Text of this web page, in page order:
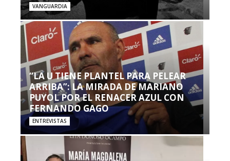
VANGUARDIA
“LA U TIENE PLANTEL PARA PELEAR
ARRIBA”: LA MIRADA DE MARIANO
PUYOL POR EL RENACER AZUL CON
FERNANDO GAGO
ENTREVISTAS